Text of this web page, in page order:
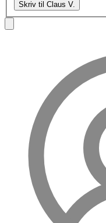
Skriv til Claus V.